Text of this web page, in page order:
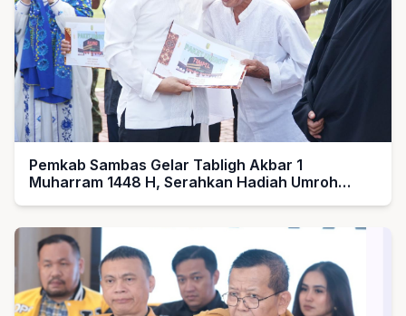
Pemkab Sambas Gelar Tabligh Akbar 1
Muharram 1448 H, Serahkan Hadiah Umroh